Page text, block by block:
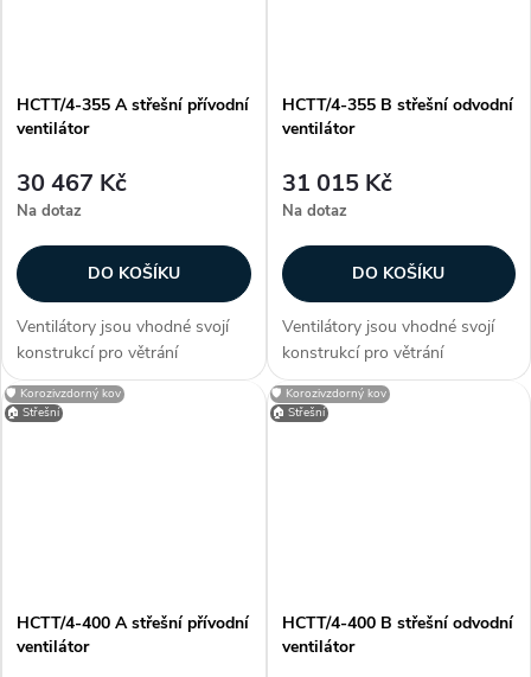
HCTT/4-355 A střešní přívodní
ventilátor
30 467 Kč
Na dotaz
DO KOŠÍKU
Ventilátory jsou vhodné svojí
konstrukcí pro větrání
průmyslových hal, provozoven,
bazénů a skladů. Zákazníci
HCTT/4-355 B střešní odvodní
ventilátor
31 015 Kč
Na dotaz
DO KOŠÍKU
Ventilátory jsou vhodné svojí
konstrukcí pro větrání
průmyslových hal, provozoven,
bazénů a skladů. Zákazníci
🛡️ Korozivzdorný kov
🏠 Střešní
HCTT/4-400 A střešní přívodní
ventilátor
🛡️ Korozivzdorný kov
🏠 Střešní
HCTT/4-400 B střešní odvodní
ventilátor